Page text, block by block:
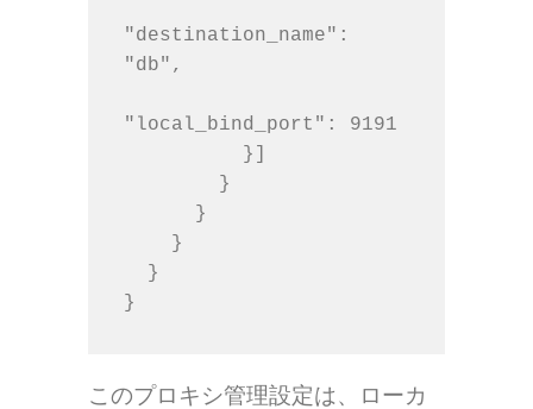
"destination_name":
"db",
"local_bind_port": 9191
}
このプロキシ管理設定は、ローカ